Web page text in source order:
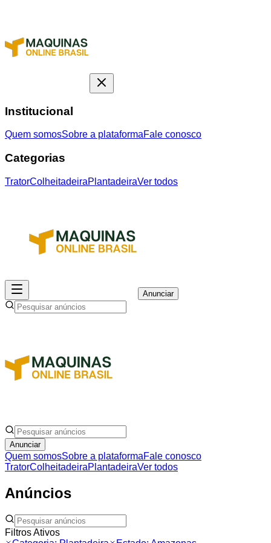
Institucional
Quem somosSobre a plataformaFale conosco
Categorias
TratorColheitadeiraPlantadeiraVer todos
Anunciar
Anunciar
Quem somosSobre a plataformaFale conosco
TratorColheitadeiraPlantadeiraVer todos
Anúncios
Filtros Ativos